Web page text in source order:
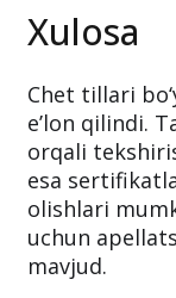
Xulosa
Chet tillari
e’lon qilindi.
orqali
esa
olishlari
uchun
mavjud.